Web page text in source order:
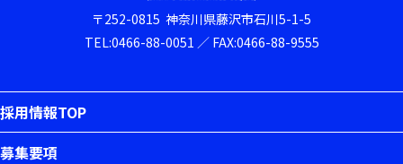
〒252-0815 神奈川県藤沢市石川5-1-5
TEL:0466-88-0051 ／ FAX:0466-88-9555
採用情報TOP
募集要項